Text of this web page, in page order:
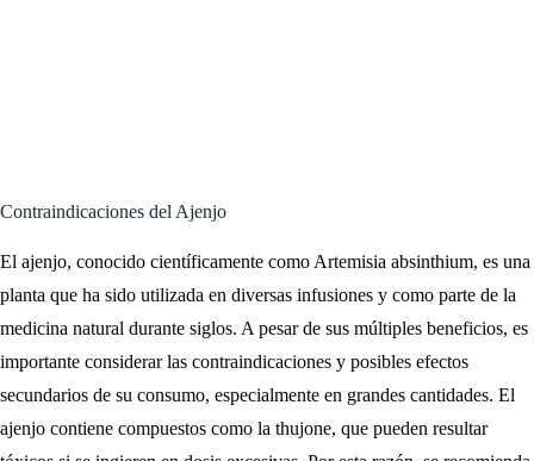
Contraindicaciones del Ajenjo
El ajenjo, conocido científicamente como Artemisia absinthium, es una
planta que ha sido utilizada en diversas infusiones y como parte de la
medicina natural durante siglos. A pesar de sus múltiples beneficios, es
importante considerar las contraindicaciones y posibles efectos
secundarios de su consumo, especialmente en grandes cantidades. El
ajenjo contiene compuestos como la thujone, que pueden resultar